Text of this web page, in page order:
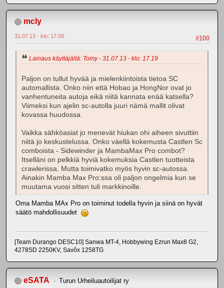
mcly
#100
31.07.13 - klo: 17.58
Lainaus käyttäjältä: Tomy - 31.07.13 - klo: 17.19
Paljon on tullut hyvää ja mielenkiintoista tietoa SC
automallista. Onko niin että Hobao ja HongNor ovat jo
vanhentuneita autoja eikä niitä kannata enää katsella?
Viimeksi kun ajelin sc-autolla juuri nämä mallit olivat
kovassa huudossa.
Vaikka sähköasiat jo menevät hiukan ohi aiheen sivuttiin
niitä jo keskustelussa. Onko väellä kokemusta Castlen Sc
comboista - Sidewinder ja MambaMax Pro combot?
Itselläni on pelkkiä hyviä kokemuksia Castlen tuotteista
crawlerissa. Mutta toimivatko myös hyvin sc-autossa.
Ainakin Mamba Max Pro:ssa oli paljon ongelmia kun se
muutama vuosi sitten tuli markkinoille.
Oma Mamba MAx Pro on toiminut todella hyvin ja siinä on hyvät
säätö mahdollisuudet
[Team Durango DESC10] Sanwa MT-4, Hobbywing Ezrun Max8 G2,
4278SD 2250KV, Savôx 1258TG
eSATA Turun Urheiluautoilijat ry